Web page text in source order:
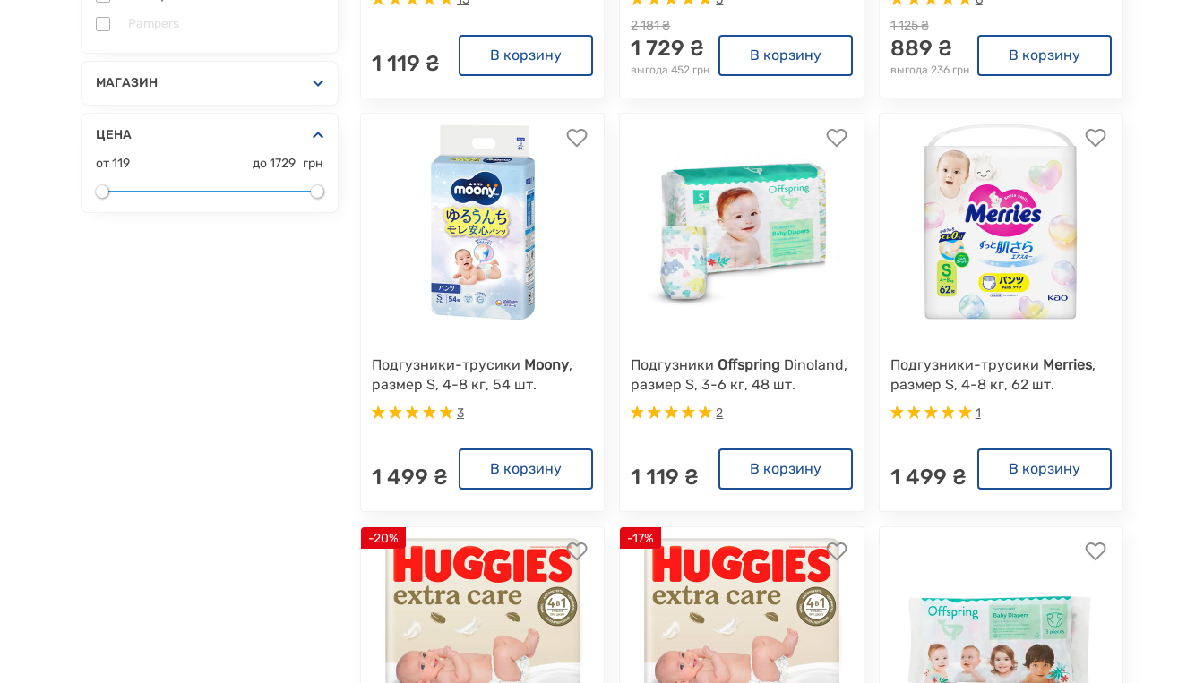
Pampers
МАГАЗИН
ЦЕНА
от119 до1729 грн
1 119 ₴ В корзину
2 181 ₴
1 729 ₴
выгода 452 грн
В корзину
1 125 ₴
889 ₴
выгода 236 грн
В корзину
Подгузники-трусики Moony,
размер S, 4-8 кг, 54 шт.
3
1 499 ₴ В корзину
Подгузники Offspring Dinoland,
размер S, 3-6 кг, 48 шт.
2
1 119 ₴ В корзину
Подгузники-трусики Merries,
размер S, 4-8 кг, 62 шт.
1
1 499 ₴ В корзину
-20% -17%